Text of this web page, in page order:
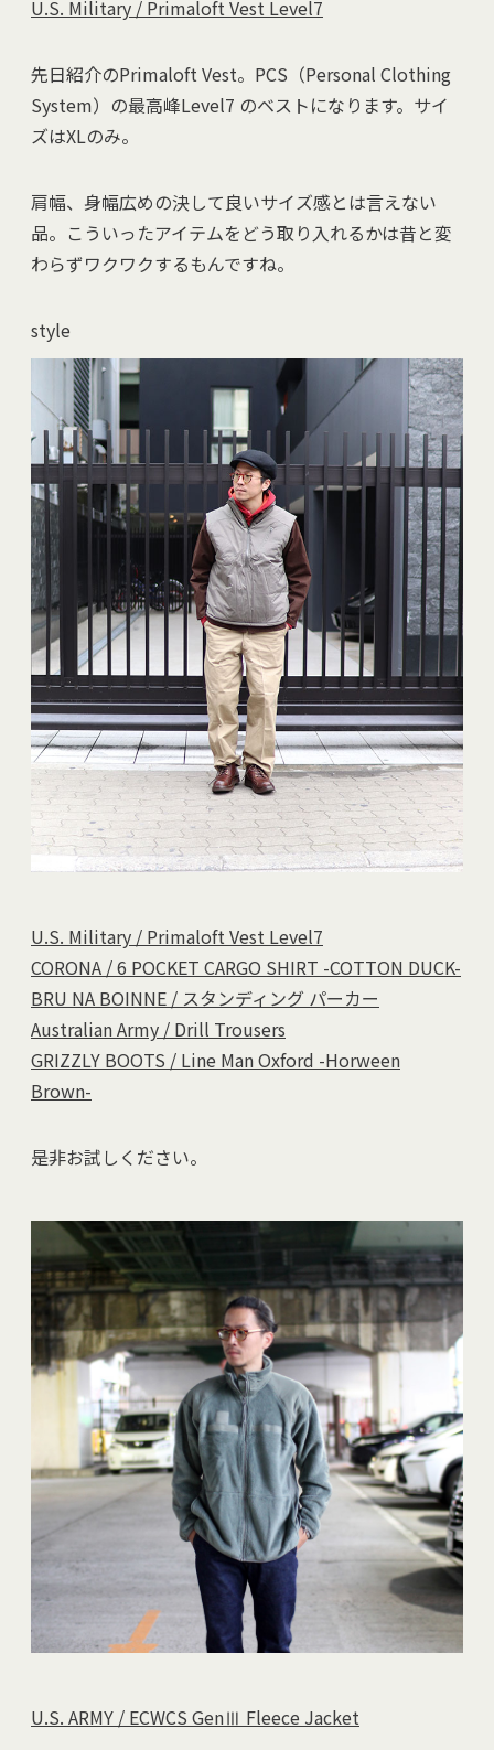
U.S. Military / Primaloft Vest Level7
先日紹介のPrimaloft Vest。PCS（Personal Clothing
System）の最高峰Level7 のベストになります。サイ
ズはXLのみ。
肩幅、身幅広めの決して良いサイズ感とは言えない
品。こういったアイテムをどう取り入れるかは昔と変
わらずワクワクするもんですね。
style
U.S. Military / Primaloft Vest Level7
CORONA / 6 POCKET CARGO SHIRT -COTTON DUCK-
BRU NA BOINNE / スタンディング パーカー
Australian Army / Drill Trousers
GRIZZLY BOOTS / Line Man Oxford -Horween
Brown-
是非お試しください。
U.S. ARMY / ECWCS GenⅢ Fleece Jacket